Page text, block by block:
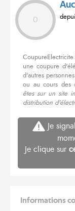
0
une coupure
d'autres
ou au cours des
êtes sur un site
distribution
Je
Je clique sur
Informations